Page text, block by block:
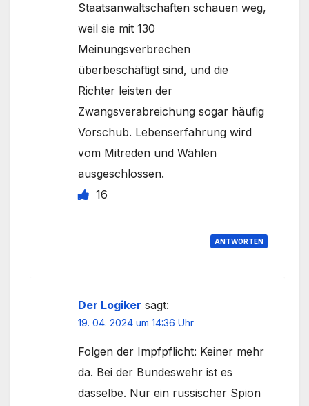
Staatsanwaltschaften schauen weg,
weil sie mit 130
Meinungsverbrechen
überbeschäftigt sind, und die
Richter leisten der
Zwangsverabreichung sogar häufig
Vorschub. Lebenserfahrung wird
vom Mitreden und Wählen
ausgeschlossen.
16
ANTWORTEN
Der Logiker sagt:
19. 04. 2024 um 14:36 Uhr
Folgen der Impfpflicht: Keiner mehr
da. Bei der Bundeswehr ist es
dasselbe. Nur ein russischer Spion